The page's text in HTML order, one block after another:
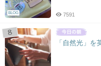
BLOG 7591
「自然光」を